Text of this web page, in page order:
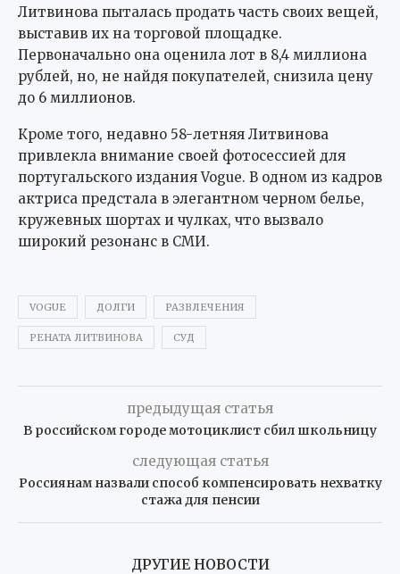
Литвинова пыталась продать часть своих вещей,
выставив их на торговой площадке.
Первоначально она оценила лот в 8,4 миллиона
рублей, но, не найдя покупателей, снизила цену
до 6 миллионов.
Кроме того, недавно 58-летняя Литвинова
привлекла внимание своей фотосессией для
португальского издания Vogue. В одном из кадров
актриса предстала в элегантном черном белье,
кружевных шортах и чулках, что вызвало
широкий резонанс в СМИ.
VOGUE ДОЛГИ РАЗВЛЕЧЕНИЯ
РЕНАТА ЛИТВИНОВА СУД
предыдущая статья
В российском городе мотоциклист сбил школьницу
следующая статья
Россиянам назвали способ компенсировать нехватку
стажа для пенсии
ДРУГИЕ НОВОСТИ